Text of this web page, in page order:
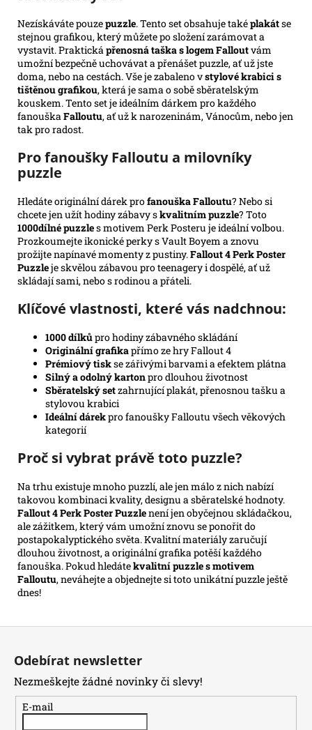
Nezískáváte pouzepuzzle. Tento set obsahuje taképlakátse
stejnou grafikou, který můžete po složení zarámovat a
vystavit. Praktickápřenosná taška s logem Falloutvám
umožní bezpečně uchovávat a přenášet puzzle, ať už jste
doma, nebo na cestách. Vše je zabaleno vstylové krabici s
tištěnou grafikou, která je sama o sobě sběratelským
kouskem. Tento set je ideálním dárkem pro každého
fanouškaFalloutu, ať už k narozeninám, Vánocům, nebo jen
tak pro radost.
Pro fanoušky Falloutu a milovníky
puzzle
Hledáte originální dárek profanouška Falloutu? Nebo si
chcete jen užít hodiny zábavy skvalitním puzzle? Toto
1000dílné puzzles motivem Perk Posteru je ideální volbou.
Prozkoumejte ikonické perky s Vault Boyem a znovu
prožijte napínavé momenty z pustiny.Fallout 4 Perk Poster
Puzzleje skvělou zábavou pro teenagery i dospělé, ať už
skládají sami, nebo s rodinou a přáteli.
Klíčové vlastnosti, které vás nadchnou:
1000 dílkůpro hodiny zábavného skládání
Originální grafikapřímo ze hry Fallout 4
Prémiový tiskse zářivými barvami a efektem plátna
Silný a odolný kartonpro dlouhou životnost
Sběratelský setzahrnující plakát, přenosnou tašku a
stylovou krabici
Ideální dárekpro fanoušky Falloutu všech věkových
kategorií
Proč si vybrat právě toto puzzle?
Na trhu existuje mnoho puzzlí, ale jen málo z nich nabízí
takovou kombinaci kvality, designu a sběratelské hodnoty.
Fallout 4 Perk Poster Puzzlenení jen obyčejnou skládačkou,
ale zážitkem, který vám umožní znovu se ponořit do
postapokalyptického světa. Kvalitní materiály zaručují
dlouhou životnost, a originální grafika potěší každého
fanouška. Pokud hledátekvalitní puzzle s motivem
Falloutu, neváhejte a objednejte si toto unikátní puzzle ještě
dnes!
Odebírat newsletter
Nezmeškejte žádné novinky či slevy!
E-mail